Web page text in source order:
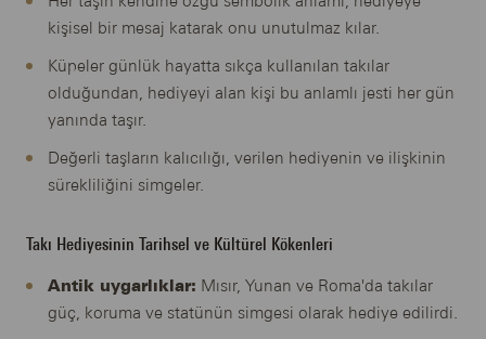
kişisel bir mesaj katarak onu unutulmaz kılar.
Küpeler günlük hayatta sıkça kullanılan takılar
olduğundan, hediyeyi alan kişi bu anlamlı jesti her gün
yanında taşır.
Değerli taşların kalıcılığı, verilen hediyenin ve ilişkinin
sürekliliğini simgeler.
Takı Hediyesinin Tarihsel ve Kültürel Kökenleri
Antik uygarlıklar: Mısır, Yunan ve Roma'da takılar
güç, koruma ve statünün simgesi olarak hediye edilirdi.